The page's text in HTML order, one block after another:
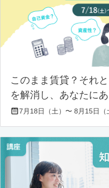
このまま賃貸？それ
を解消し、あなたに
7月18日（土）〜 8月15日